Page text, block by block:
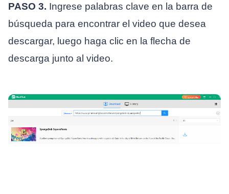
PASO 3. Ingrese palabras clave en la barra de
búsqueda para encontrar el video que desea
descargar, luego haga clic en la flecha de
descarga junto al video.